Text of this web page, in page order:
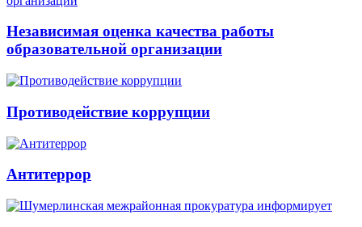
Независимая оценка качества работы
образовательной организации
Противодействие коррупции
Антитеррор